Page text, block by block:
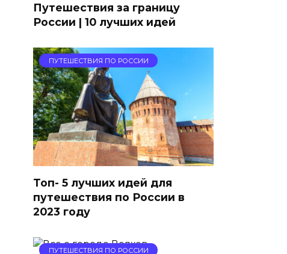
Путешествия за границу
России | 10 лучших идей
ПУТЕШЕСТВИЯ ПО РОССИИ
Топ- 5 лучших идей для
путешествия по России в
2023 году
ПУТЕШЕСТВИЯ ПО РОССИИ